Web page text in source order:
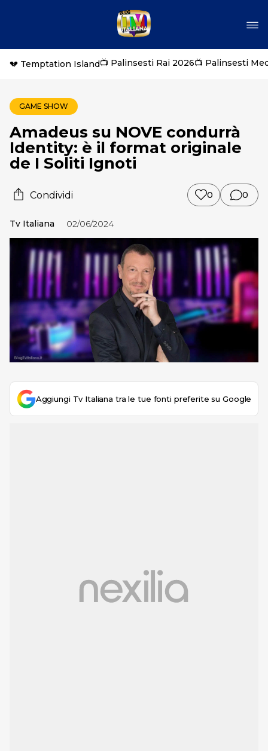
💔 Temptation Island📺 Palinsesti Rai 2026📺 Palinsesti
GAME SHOW
Amadeus su NOVE condurrà
Identity: è il format originale
de I Soliti Ignoti
Condividi 0 0
Tv Italiana 02/06/2024
Aggiungi Tv Italiana tra le tue fonti preferite su Google